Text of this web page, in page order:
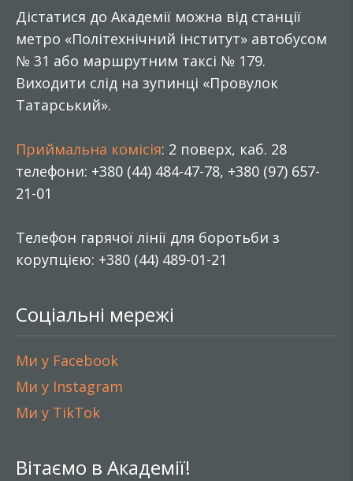
Дістатися до Академії можна від станції
метро «Політехнічний інститут» автобусом
№ 31 або маршрутним таксі № 179.
Виходити слід на зупинці «Провулок
Татарський».
Приймальна комісія: 2 поверх, каб. 28
телефони: +380 (44) 484-47-78, +380 (97) 657-
21-01
Телефон гарячої лінії для боротьби з
корупцією: +380 (44) 489-01-21
Соціальні мережі
Ми у Facebook
Ми у Instagram
Ми у TikTok
Вітаємо в Академії!